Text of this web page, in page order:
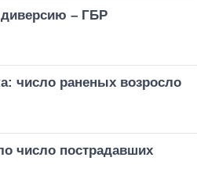
диверсию – ГБР
число раненых возросло
число пострадавших